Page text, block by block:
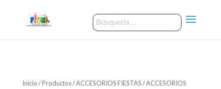
Inicio/Productos/ACCESORIOS FIESTAS/ACCESORIOS